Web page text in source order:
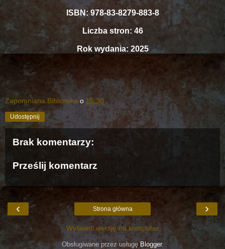
ISBN: 978-83-8279-883-8
Liczba stron: 46
Rok wydania: 2025
Zapomniana Biblioteka o15:30
Udostępnij
Brak komentarzy:
Prześlij komentarz
‹ ›
Strona główna
Wyświetl wersję na komputer
Obsługiwane przez usługę Blogger.